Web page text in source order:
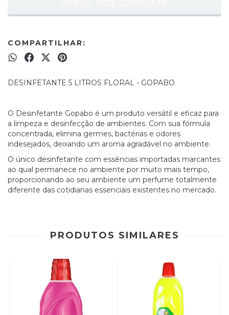
COMPARTILHAR:
DESINFETANTE 5 LITROS FLORAL - GOPABO
O Desinfetante Gopabo é um produto versátil e eficaz para
a limpeza e desinfecção de ambientes. Com sua fórmula
concentrada, elimina germes, bactérias e odores
indesejados, deixando um aroma agradável no ambiente.
O único desinfetante com essências importadas marcantes
ao qual permanece no ambiente por muito mais tempo,
proporcionando ao seu ambiente um perfume totalmente
diferente das cotidianas essenciais existentes no mercado.
PRODUTOS SIMILARES